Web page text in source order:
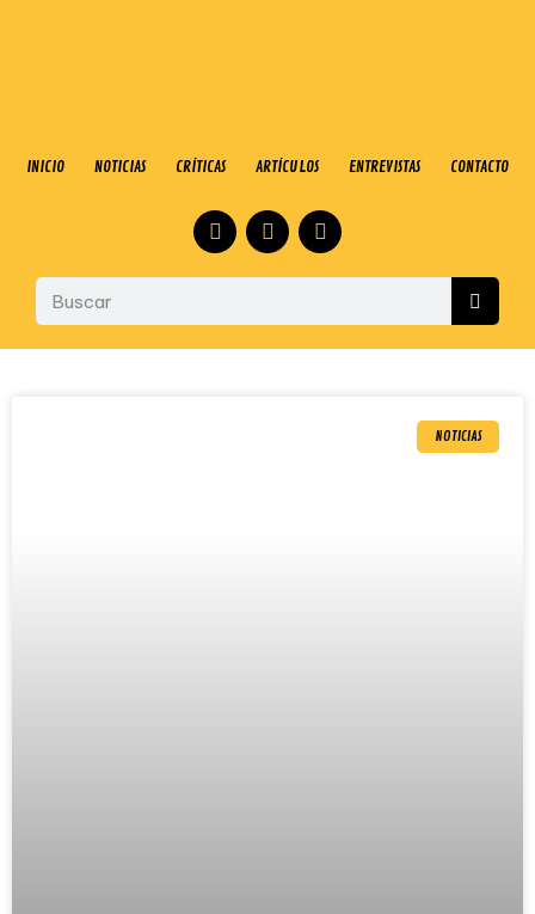
INICIO NOTICIAS CRÍTICAS ARTÍCULOS ENTREVISTAS CONTACTO
NOTICIAS